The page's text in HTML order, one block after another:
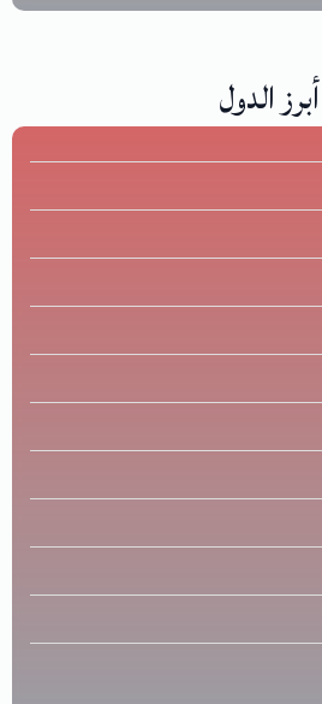
أبرز الدول